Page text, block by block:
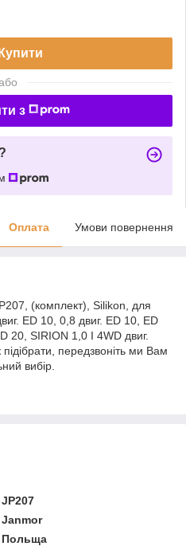
Купити
з
Оплата Умови повернення
(комплект), Silikon, для
ED 10, 0,8 двиг. ED 10, ED
20, SIRION 1,0 I 4WD двиг.
передзвоніть ми Вам
вибір.
JP207
Janmor
Польща